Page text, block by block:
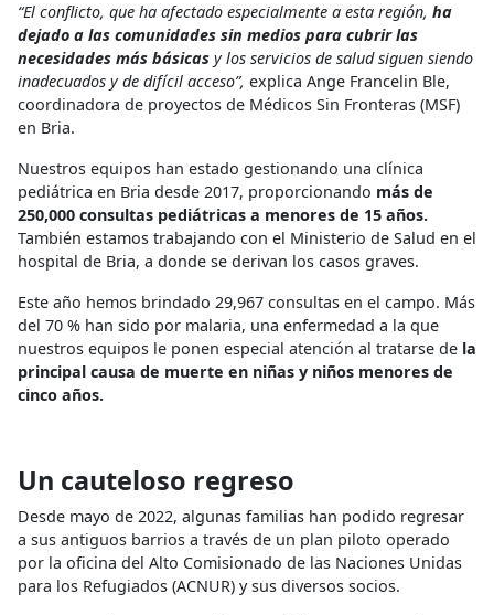
“El conflicto, que ha afectado especialmente a esta región, ha
dejado a las comunidades sin medios para cubrir las
necesidades más básicas y los servicios de salud siguen siendo
inadecuados y de difícil acceso”, explica Ange Francelin Ble,
coordinadora de proyectos de Médicos Sin Fronteras (MSF)
en Bria.
Nuestros equipos han estado gestionando una clínica
pediátrica en Bria desde 2017, proporcionando más de
250,000 consultas pediátricas a menores de 15 años.
También estamos trabajando con el Ministerio de Salud en el
hospital de Bria, a donde se derivan los casos graves.
Este año hemos brindado 29,967 consultas en el campo. Más
del 70 % han sido por malaria, una enfermedad a la que
nuestros equipos le ponen especial atención al tratarse de la
principal causa de muerte en niñas y niños menores de
cinco años.
Un cauteloso regreso
Desde mayo de 2022, algunas familias han podido regresar
a sus antiguos barrios a través de un plan piloto operado
por la oficina del Alto Comisionado de las Naciones Unidas
para los Refugiados (ACNUR) y sus diversos socios.